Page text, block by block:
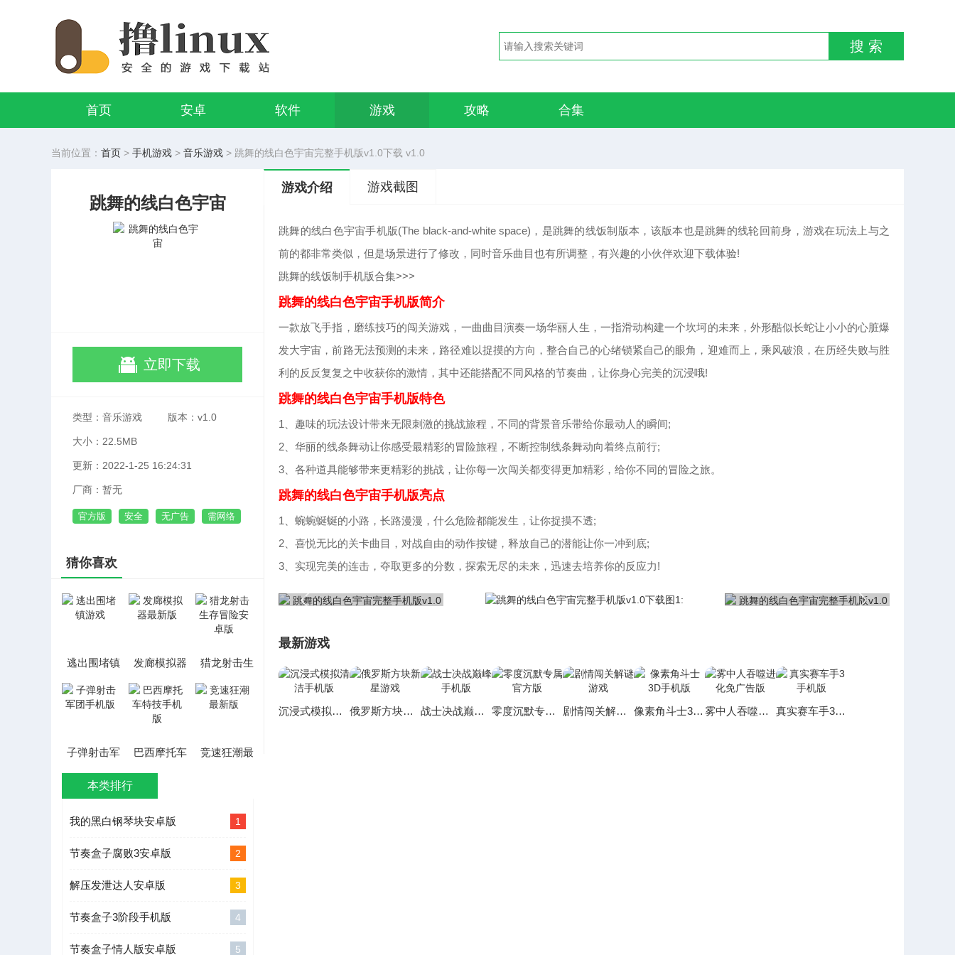
搜 索
首页 安卓 软件 游戏 攻略 合集
当前位置： 首页 > 手机游戏 > 音乐游戏 > 跳舞的线白色宇宙完整手机版v1.0下载 v1.0
跳舞的线白色宇宙
立即下载
类型：音乐游戏 版本：v1.0
大小：22.5MB
更新：2022-1-25 16:24:31
厂商：暂无
官方版 安全 无广告 需网络
猜你喜欢
逃出围堵镇
发廊模拟器
猎龙射击生
版
子弹射击军
巴西摩托车
竞速狂潮最
本类排行
1
我的黑白钢琴块安卓版
2
节奏盒子腐败3安卓版
3
解压发泄达人安卓版
4
节奏盒子3阶段手机版
5
节奏盒子情人版安卓版
游戏介绍 游戏截图
跳舞的线白色宇宙手机版(The black-and-white space)，是跳舞的线饭制版本，该版本也是跳舞的线轮回前身，游戏在玩法上与之
前的都非常类似，但是场景进行了修改，同时音乐曲目也有所调整，有兴趣的小伙伴欢迎下载体验!
跳舞的线饭制手机版合集>>>
跳舞的线白色宇宙手机版简介
一款放飞手指，磨练技巧的闯关游戏，一曲曲目演奏一场华丽人生，一指滑动构建一个坎坷的未来，外形酷似长蛇让小小的心脏爆
发大宇宙，前路无法预测的未来，路径难以捉摸的方向，整合自己的心绪锁紧自己的眼角，迎难而上，乘风破浪，在历经失败与胜
利的反反复复之中收获你的激情，其中还能搭配不同风格的节奏曲，让你身心完美的沉浸哦!
跳舞的线白色宇宙手机版特色
1、趣味的玩法设计带来无限刺激的挑战旅程，不同的背景音乐带给你最动人的瞬间;
2、华丽的线条舞动让你感受最精彩的冒险旅程，不断控制线条舞动向着终点前行;
3、各种道具能够带来更精彩的挑战，让你每一次闯关都变得更加精彩，给你不同的冒险之旅。
跳舞的线白色宇宙手机版亮点
1、蜿蜿蜒蜒的小路，长路漫漫，什么危险都能发生，让你捉摸不透;
2、喜悦无比的关卡曲目，对战自由的动作按键，释放自己的潜能让你一冲到底;
3、实现完美的连击，夺取更多的分数，探索无尽的未来，迅速去培养你的反应力!
最新游戏
沉浸式模拟清洁手机版 俄罗斯方块新星游戏 战士决战巅峰手机版 零度沉默专属官方版 剧情闯关解谜游戏 像素角斗士3D手机版 雾中人吞噬进化免广告版 真实赛车手3手机版